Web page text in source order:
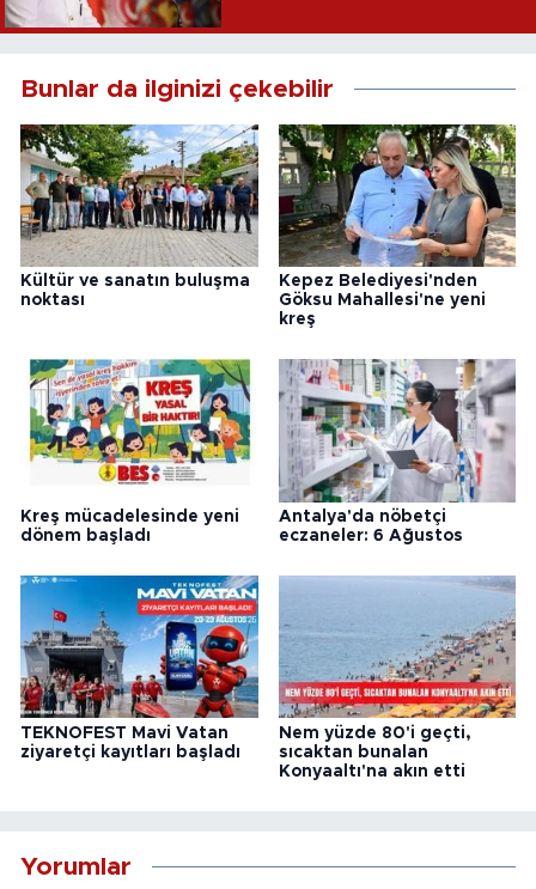
Bunlar da ilginizi çekebilir
Kültür ve sanatın buluşma
noktası
Kepez Belediyesi'nden
Göksu Mahallesi'ne yeni
kreş
Kreş mücadelesinde yeni
dönem başladı
Antalya'da nöbetçi
eczaneler: 6 Ağustos
TEKNOFEST Mavi Vatan
ziyaretçi kayıtları başladı
Nem yüzde 80'i geçti,
sıcaktan bunalan
Konyaaltı'na akın etti
Yorumlar